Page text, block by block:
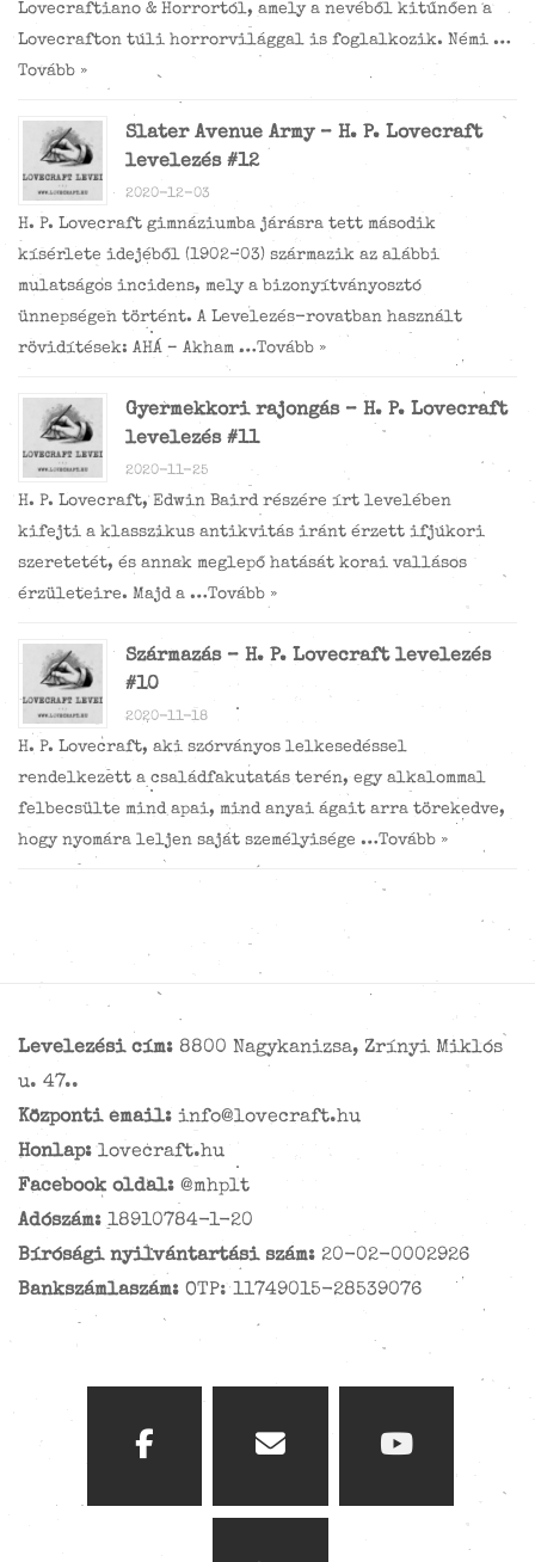
Lovecraftiano & Horrortól, amely a nevéből kitűnően a
Lovecrafton túli horrorvilággal is foglalkozik. Némi …
Tovább »
Slater Avenue Army – H. P. Lovecraft
levelezés #12
2020-12-03
H. P. Lovecraft gimnáziumba járásra tett második
kísérlete idejéből (1902-03) származik az alábbi
mulatságos incidens, mely a bizonyítványosztó
ünnepségen történt. A Levelezés-rovatban használt
rövidítések: AHÁ – Akham …Tovább »
Gyermekkori rajongás – H. P. Lovecraft
levelezés #11
2020-11-25
H. P. Lovecraft, Edwin Baird részére írt levelében
kifejti a klasszikus antikvitás iránt érzett ifjúkori
szeretetét, és annak meglepő hatását korai vallásos
érzületeire. Majd a …Tovább »
Származás – H. P. Lovecraft levelezés
#10
2020-11-18
H. P. Lovecraft, aki szórványos lelkesedéssel
rendelkezett a családfakutatás terén, egy alkalommal
felbecsülte mind apai, mind anyai ágait arra törekedve,
hogy nyomára leljen saját személyisége …Tovább »
Levelezési cím: 8800 Nagykanizsa, Zrínyi Miklós
u. 47..
Központi email: info@lovecraft.hu
Honlap: lovecraft.hu
Facebook oldal: @mhplt
Adószám: 18910784-1-20
Bírósági nyilvántartási szám: 20-02-0002926
Bankszámlaszám: OTP: 11749015-28539076